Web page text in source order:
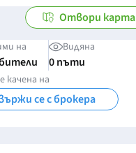
-/-
Отвори карта
на Видяна
0 пъти
качена на
се с брокера